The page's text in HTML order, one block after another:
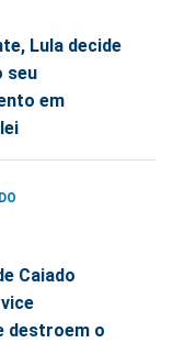
Lula decide
seu
em
Caiado
destroem o